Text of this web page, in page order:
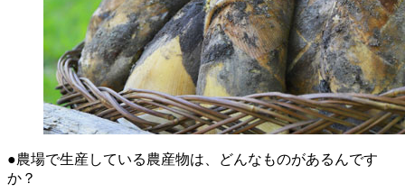
●農場で生産している農産物は、どんなものがあるんです
か？